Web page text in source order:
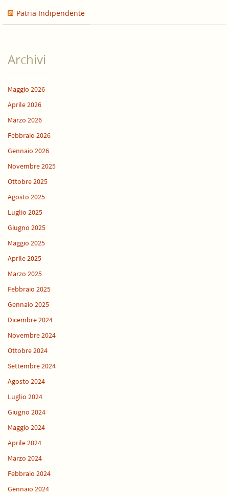
Patria Indipendente
Archivi
Maggio 2026
Aprile 2026
Marzo 2026
Febbraio 2026
Gennaio 2026
Novembre 2025
Ottobre 2025
Agosto 2025
Luglio 2025
Giugno 2025
Maggio 2025
Aprile 2025
Marzo 2025
Febbraio 2025
Gennaio 2025
Dicembre 2024
Novembre 2024
Ottobre 2024
Settembre 2024
Agosto 2024
Luglio 2024
Giugno 2024
Maggio 2024
Aprile 2024
Marzo 2024
Febbraio 2024
Gennaio 2024